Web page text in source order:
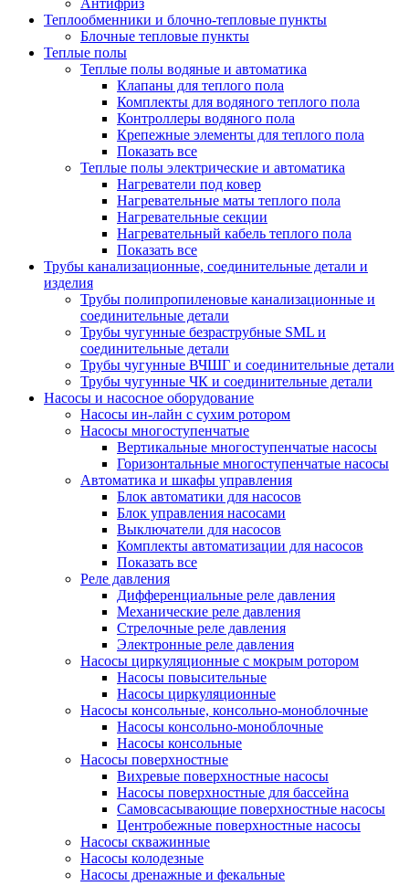
Антифриз
Теплообменники и блочно-тепловые пункты
Блочные тепловые пункты
Теплые полы
Теплые полы водяные и автоматика
Клапаны для теплого пола
Комплекты для водяного теплого пола
Контроллеры водяного пола
Крепежные элементы для теплого пола
Показать все
Теплые полы электрические и автоматика
Нагреватели под ковер
Нагревательные маты теплого пола
Нагревательные секции
Нагревательный кабель теплого пола
Показать все
Трубы канализационные, соединительные детали и
изделия
Трубы полипропиленовые канализационные и
соединительные детали
Трубы чугунные безраструбные SML и
соединительные детали
Трубы чугунные ВЧШГ и соединительные детали
Трубы чугунные ЧК и соединительные детали
Насосы и насосное оборудование
Насосы ин-лайн с сухим ротором
Насосы многоступенчатые
Вертикальные многоступенчатые насосы
Горизонтальные многоступенчатые насосы
Автоматика и шкафы управления
Блок автоматики для насосов
Блок управления насосами
Выключатели для насосов
Комплекты автоматизации для насосов
Показать все
Реле давления
Дифференциальные реле давления
Механические реле давления
Стрелочные реле давления
Электронные реле давления
Насосы циркуляционные с мокрым ротором
Насосы повысительные
Насосы циркуляционные
Насосы консольные, консольно-моноблочные
Насосы консольно-моноблочные
Насосы консольные
Насосы поверхностные
Вихревые поверхностные насосы
Насосы поверхностные для бассейна
Самовсасывающие поверхностные насосы
Центробежные поверхностные насосы
Насосы скважинные
Насосы колодезные
Насосы дренажные и фекальные